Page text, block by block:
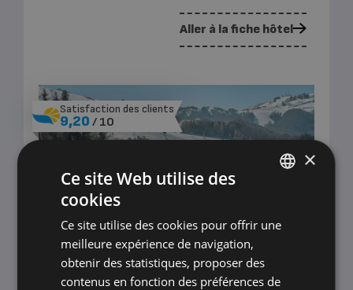
Aller à la fiche hôtel
Satisfaction des clients
9,20 / 10
DIRECTEMENT SUR LES PISTES
ENGLISH
GERMAN
×
Ce site Web utilise des
cookies
Ce site utilise des cookies pour offrir une
meilleure expérience de navigation,
obtenir des statistiques, proposer des
contenus en fonction des préférences de